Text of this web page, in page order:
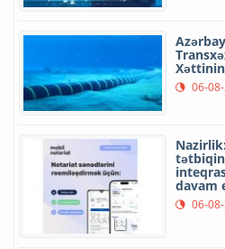
Xəttinin
06-
davam
06-